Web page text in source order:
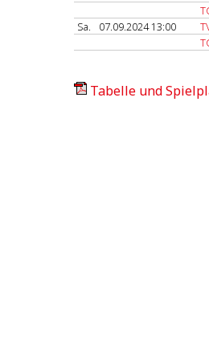
Sa.
07.09.2024 13:00
Tabelle und